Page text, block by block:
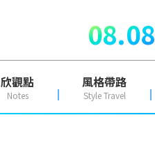
08.08
欣觀點
Notes
風格帶路
Style Travel